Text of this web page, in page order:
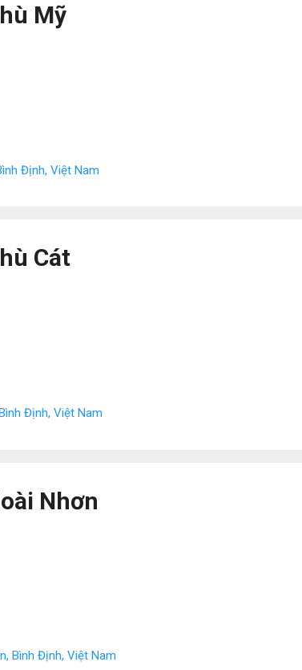
Mỹ
Định, Việt Nam
Cát
Định, Việt Nam
Nhơn
Bình Định, Việt Nam